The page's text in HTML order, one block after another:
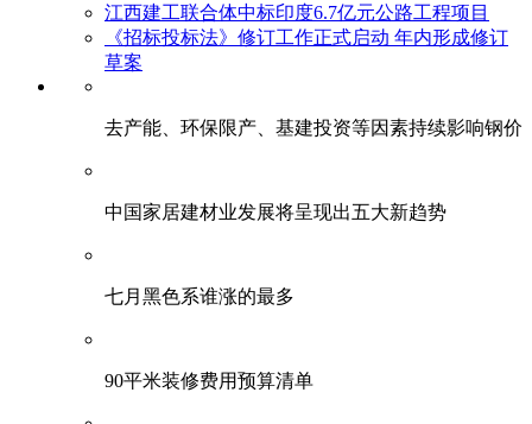
江西建工联合体中标印度6.7亿元公路工程项目
《招标投标法》修订工作正式启动 年内形成修订
草案
去产能、环保限产、基建投资等因素持续影响钢价
中国家居建材业发展将呈现出五大新趋势
七月黑色系谁涨的最多
90平米装修费用预算清单